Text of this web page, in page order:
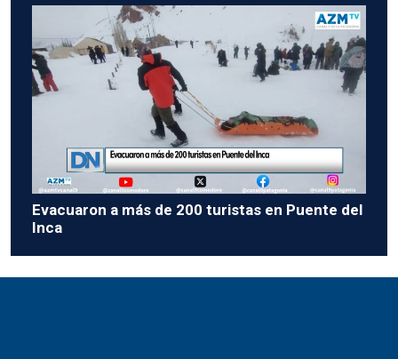
Evacuaron a más de 200 turistas en Puente del
Inca